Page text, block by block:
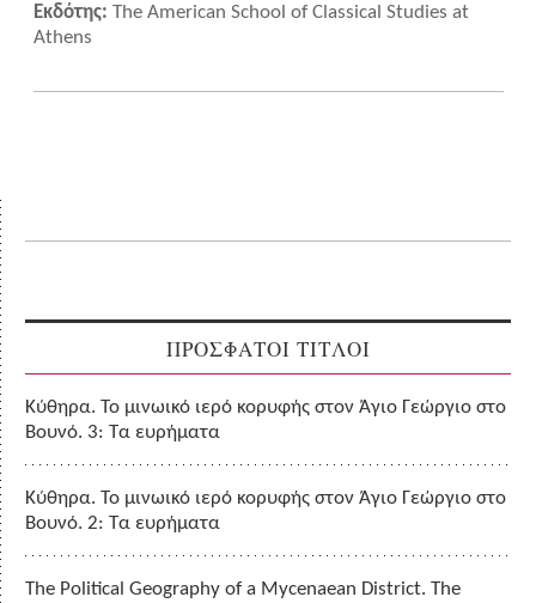
Εκδότης: The American School of Classical Studies at
Athens
ΠΡΟΣΦΑΤΟΙ ΤΙΤΛΟΙ
Κύθηρα. Το μινωικό ιερό κορυφής στον Άγιο Γεώργιο στο
Βουνό. 3: Τα ευρήματα
Κύθηρα. Το μινωικό ιερό κορυφής στον Άγιο Γεώργιο στο
Βουνό. 2: Τα ευρήματα
The Political Geography of a Mycenaean District. The